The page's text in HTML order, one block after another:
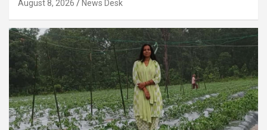
August 8, 2026 News Desk